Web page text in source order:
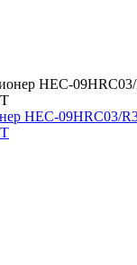
HEC-09HRC03/